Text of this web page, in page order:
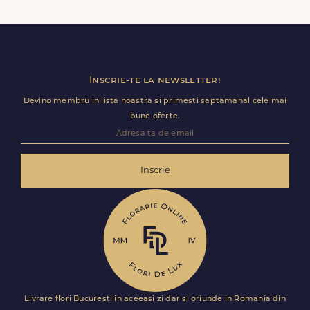
livrare pentru Bogodinț.
Inscrie-te la newsletter!
Devino membru in lista noastra si primesti saptamanal cele mai
bune oferte.
Inscrie
Livrare flori Bucuresti in aceeasi zi dar si oriunde in Romania din